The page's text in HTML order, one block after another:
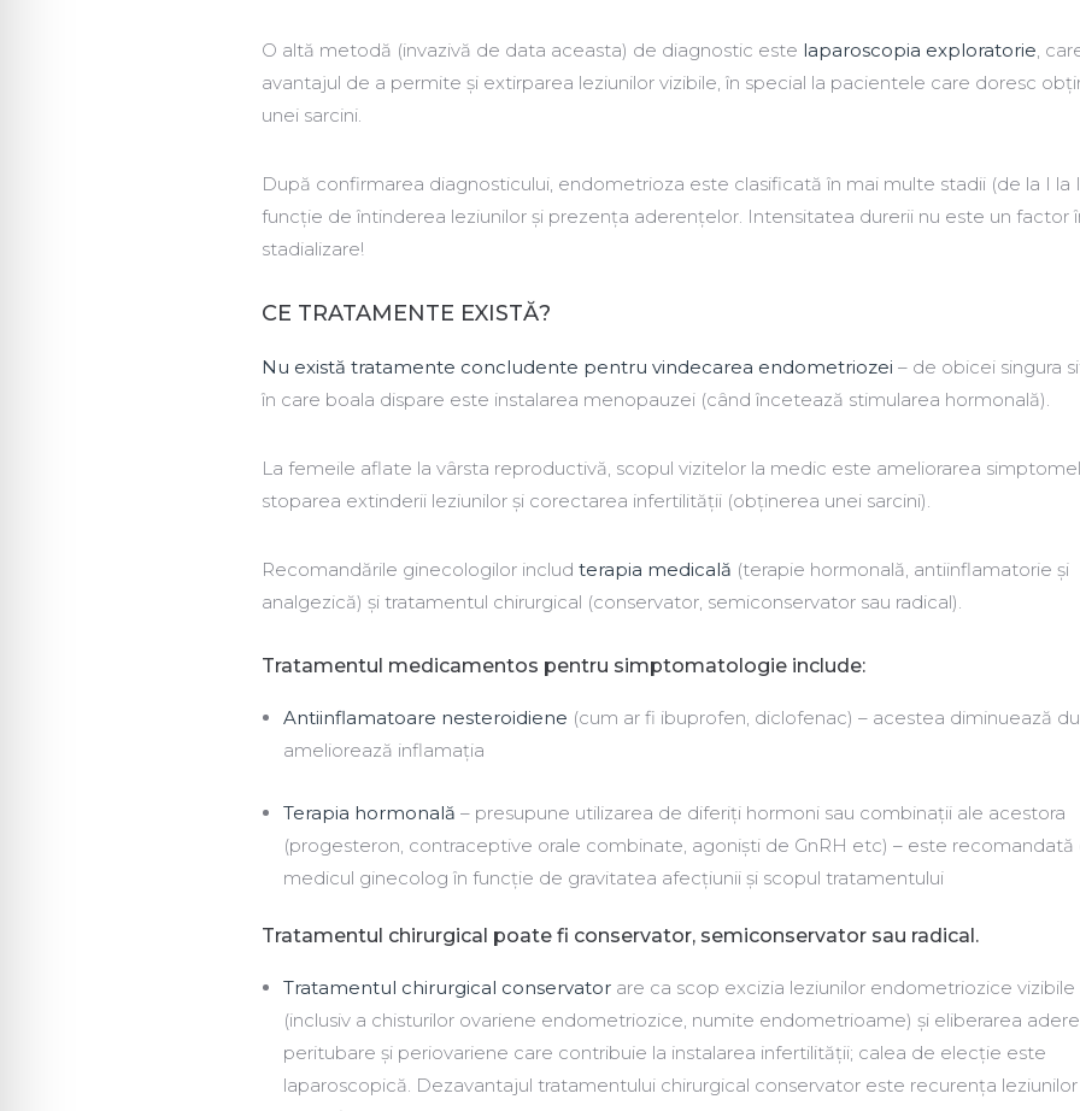
O altă metodă (invazivă de data aceasta) de diagnostic este laparoscopia exploratorie,
avantajul de a permite și extirparea leziunilor vizibile, în special la pacientele care doresc
unei sarcini.
După confirmarea diagnosticului, endometrioza este clasificată în mai multe stadii (de la I la
funcție de întinderea leziunilor și prezența aderențelor. Intensitatea durerii nu este un factor
stadializare!
CE TRATAMENTE EXISTĂ?
Nu există tratamente concludente pentru vindecarea endometriozei – de obicei singura
în care boala dispare este instalarea menopauzei (când încetează stimularea hormonală).
La femeile aflate la vârsta reproductivă, scopul vizitelor la medic este ameliorarea
stoparea extinderii leziunilor și corectarea infertilității (obținerea unei sarcini).
Recomandările ginecologilor includ terapia medicală (terapie hormonală, antiinflamatorie și
analgezică) și tratamentul chirurgical (conservator, semiconservator sau radical).
Tratamentul medicamentos pentru simptomatologie include:
Antiinflamatoare nesteroidiene (cum ar fi ibuprofen, diclofenac) – acestea diminuează
ameliorează inflamația
Terapia hormonală – presupune utilizarea de diferiți hormoni sau combinații ale acestora
(progesteron, contraceptive orale combinate, agoniști de GnRH etc) – este recomandată
medicul ginecolog în funcție de gravitatea afecțiunii și scopul tratamentului
Tratamentul chirurgical poate fi conservator, semiconservator sau radical.
Tratamentul chirurgical conservator are ca scop excizia leziunilor endometriozice vizibile
(inclusiv a chisturilor ovariene endometriozice, numite endometrioame) și eliberarea
peritubare și periovariene care contribuie la instalarea infertilității; calea de elecție este
laparoscopică. Dezavantajul tratamentului chirurgical conservator este recurența leziunilor